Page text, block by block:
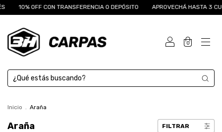
10% OFF CON TRANSFERENCIA O DEPÓSITO APROVECHÁ HASTA 3
0
Inicio . Araña
Araña FILTRAR